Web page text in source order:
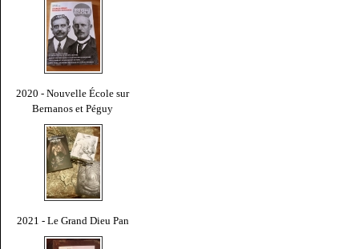
2020 - Nouvelle École sur
Bernanos et Péguy
2021 - Le Grand Dieu Pan